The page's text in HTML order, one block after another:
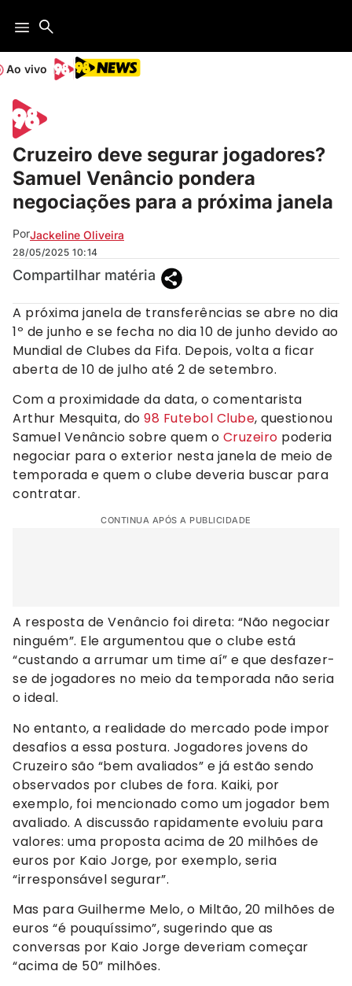
Ao vivo
Cruzeiro deve segurar jogadores?
Samuel Venâncio pondera
negociações para a próxima janela
PorJackeline Oliveira
28/05/2025 10:14
Compartilhar matéria
A próxima janela de transferências se abre no dia
1º de junho e se fecha no dia 10 de junho devido ao
Mundial de Clubes da Fifa. Depois, volta a ficar
aberta de 10 de julho até 2 de setembro.
Com a proximidade da data, o comentarista
Arthur Mesquita, do 98 Futebol Clube, questionou
Samuel Venâncio sobre quem o Cruzeiro poderia
negociar para o exterior nesta janela de meio de
temporada e quem o clube deveria buscar para
contratar.
CONTINUA APÓS A PUBLICIDADE
A resposta de Venâncio foi direta: “Não negociar
ninguém”. Ele argumentou que o clube está
“custando a arrumar um time aí” e que desfazer-
se de jogadores no meio da temporada não seria
o ideal.
No entanto, a realidade do mercado pode impor
desafios a essa postura. Jogadores jovens do
Cruzeiro são “bem avaliados” e já estão sendo
observados por clubes de fora. Kaiki, por
exemplo, foi mencionado como um jogador bem
avaliado. A discussão rapidamente evoluiu para
valores: uma proposta acima de 20 milhões de
euros por Kaio Jorge, por exemplo, seria
“irresponsável segurar”.
Mas para Guilherme Melo, o Miltão, 20 milhões de
euros “é pouquíssimo”, sugerindo que as
conversas por Kaio Jorge deveriam começar
“acima de 50” milhões.